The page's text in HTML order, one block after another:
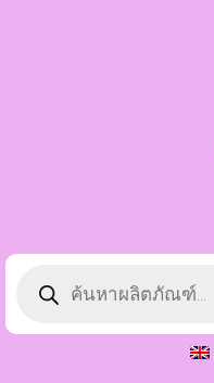
ผลิตภัณฑ์